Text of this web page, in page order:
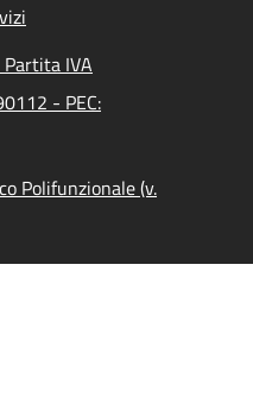
IVA
- PEC:
Polifunzionale (v.